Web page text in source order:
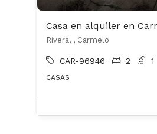
Casa en alquiler en
Rivera, , Carmelo
CAR-96946 2 1
CASAS